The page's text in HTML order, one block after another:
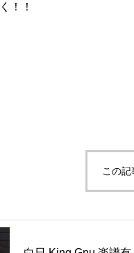
！！
この